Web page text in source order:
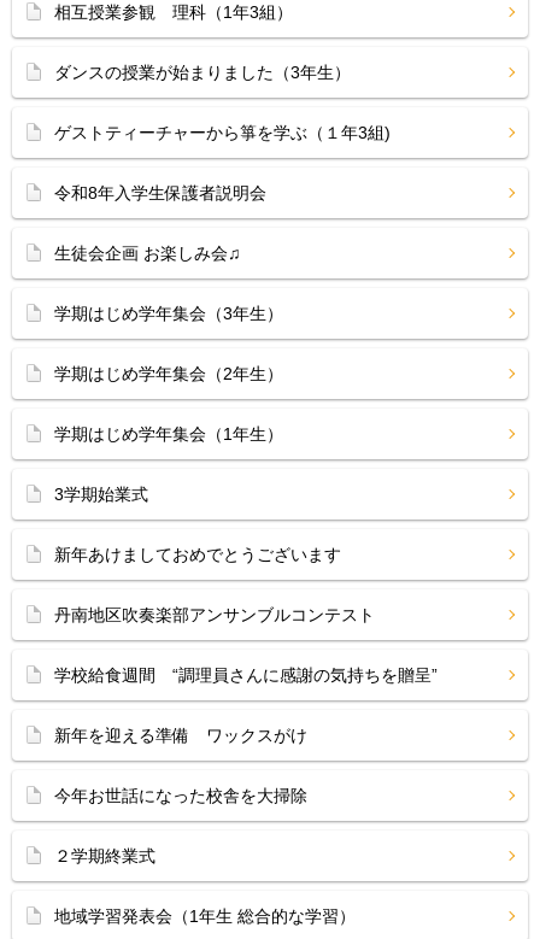
相互授業参観 理科（1年3組）
ダンスの授業が始まりました（3年生）
ゲストティーチャーから箏を学ぶ（１年3組)
令和8年入学生保護者説明会
生徒会企画 お楽しみ会♫
学期はじめ学年集会（3年生）
学期はじめ学年集会（2年生）
学期はじめ学年集会（1年生）
3学期始業式
新年あけましておめでとうございます
丹南地区吹奏楽部アンサンブルコンテスト
学校給食週間 “調理員さんに感謝の気持ちを贈呈”
新年を迎える準備 ワックスがけ
今年お世話になった校舎を大掃除
２学期終業式
地域学習発表会（1年生 総合的な学習）